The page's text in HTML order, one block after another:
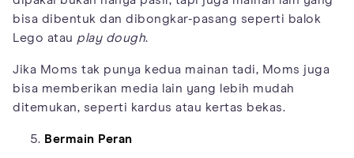
bisa dibentuk dan dibongkar-pasang seperti balok
Lego atau play dough.
Jika Moms tak punya kedua mainan tadi, Moms juga
bisa memberikan media lain yang lebih mudah
ditemukan, seperti kardus atau kertas bekas.
Bermain Peran